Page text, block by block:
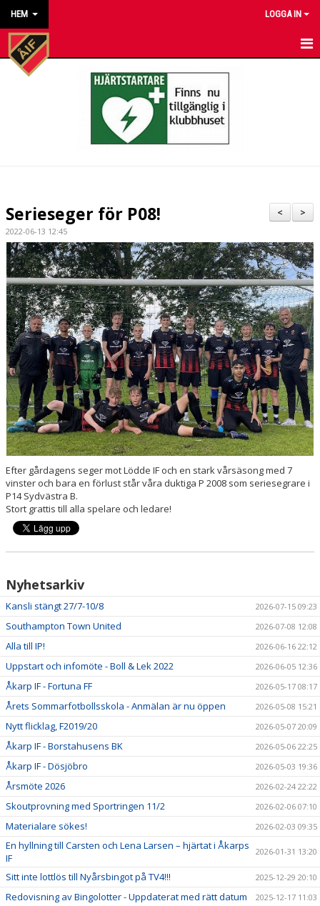
HEM LOGGA IN
HEM
KONTAKT ÅKARP IF
OM FÖRENINGEN
DOKUMENT
BESTÄLL VÅRA KLUBBKLÄDER
>
<
Serieseger för P08!
2022-06-13 12:45
Efter gårdagens seger mot Lödde IF och en stark vårsäsong med 7
vinster och bara en förlust står våra duktiga P 2008 som seriesegrare i
P14 Sydvästra B.
Stort grattis till alla spelare och ledare!
Nyhetsarkiv
Kansli stängt 27/7-10/8 2026-07-15 09:23
Southampton Town United 2026-07-08 12:08
Alla till IP! 2026-06-16 22:12
Uppstart och infomöte - Boll & Lek 2022 2026-06-05 12:36
Åkarp IF - Fortuna FF 2026-05-17 08:17
Årets Sommarfotbollsskola - Anmälan är nu öppen 2026-05-08 15:21
Nytt flicklag, F2019/20 2026-05-07 20:09
Åkarp IF - Borstahusens BK 2026-05-06 22:25
Åkarp IF - Dösjöbro 2026-05-03 19:36
Årsmöte 2026 2026-02-24 22:22
Skoutprovning med Sportringen 11/2 2026-02-06 07:10
Materialare sökes! 2026-02-03 09:35
En hyllning till Carsten och Lena Larsen – hjärtat i Åkarps
IF
2026-01-31 13:20
Sitt inte lottlös till Nyårsbingot på TV4!!! 2025-12-29 20:10
Redovisning av Bingolotter - Uppdaterat med rätt datum 2025-12-17 11:03